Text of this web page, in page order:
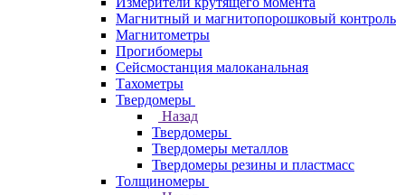
Магнитный и магнитопорошковый контроль
Магнитометры
Прогибомеры
Сейсмостанция малоканальная
Тахометры
Твердомеры
Назад
Твердомеры
Твердомеры металлов
Твердомеры резины и пластмасс
Толщиномеры